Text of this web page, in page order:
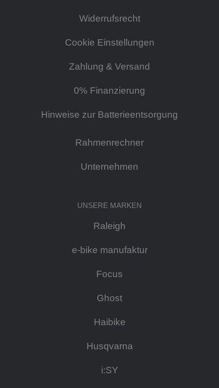
Widerrufsrecht
Cookie Einstellungen
Zahlung & Versand
0% Finanzierung
Hinweise zur Batterieentsorgung
Rahmenrechner
Unternehmen
UNSERE MARKEN
Raleigh
e-bike manufaktur
Focus
Ghost
Haibike
Husqvarna
i:SY